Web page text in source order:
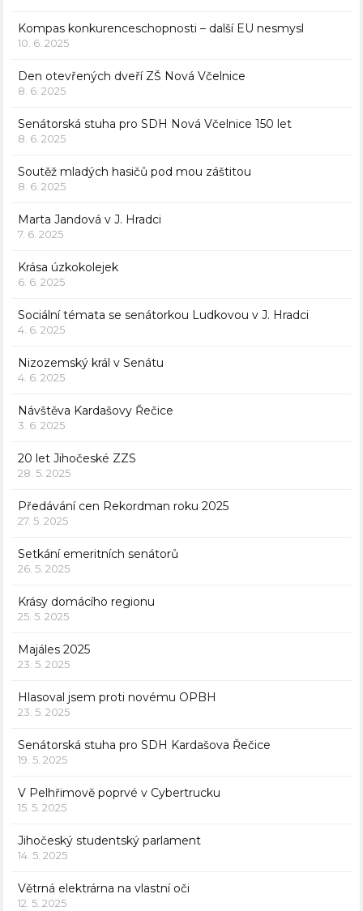
Kompas konkurenceschopnosti – další EU nesmysl
10. 6. 2025
Den otevřených dveří ZŠ Nová Včelnice
8. 6. 2025
Senátorská stuha pro SDH Nová Včelnice 150 let
8. 6. 2025
Soutěž mladých hasičů pod mou záštitou
8. 6. 2025
Marta Jandová v J. Hradci
7. 6. 2025
Krása úzkokolejek
6. 6. 2025
Sociální témata se senátorkou Ludkovou v J. Hradci
4. 6. 2025
Nizozemský král v Senátu
4. 6. 2025
Návštěva Kardašovy Řečice
3. 6. 2025
20 let Jihočeské ZZS
28. 5. 2025
Předávání cen Rekordman roku 2025
27. 5. 2025
Setkání emeritních senátorů
26. 5. 2025
Krásy domácího regionu
25. 5. 2025
Majáles 2025
23. 5. 2025
Hlasoval jsem proti novému OPBH
23. 5. 2025
Senátorská stuha pro SDH Kardašova Řečice
19. 5. 2025
V Pelhřimově poprvé v Cybertrucku
15. 5. 2025
Jihočeský studentský parlament
14. 5. 2025
Větrná elektrárna na vlastní oči
12. 5. 2025